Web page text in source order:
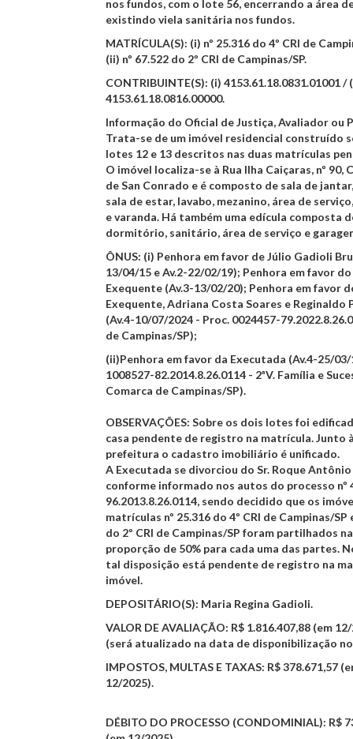
nos fundos, com o lote 56, encerrando a área de
existindo viela sanitária nos fundos.
MATRÍCULA(S): (i) nº 25.316 do 4º CRI de
(ii) nº 67.522 do 2º CRI de Campinas/SP.
CONTRIBUINTE(S): (i) 4153.61.18.0831.01001 /
4153.61.18.0816.00000.
Informação do Oficial de Justiça, Avaliador ou
Trata-se de um imóvel residencial construído
lotes 12 e 13 descritos nas duas matrículas
O imóvel localiza-se à Rua Ilha Caiçaras, nº 90,
de San Conrado e é composto de sala de
sala de estar, lavabo, mezanino, área de
e varanda. Há também uma edícula composta
dormitório, sanitário, área de serviço e
ÔNUS: (i) Penhora em favor de Júlio Gadioli
13/04/15 e Av.2-22/02/19); Penhora em favor do
Exequente (Av.3-13/02/20); Penhora em favor
Exequente, Adriana Costa Soares e Reginaldo
(Av.4-10/07/2024 - Proc. 0024457-
de Campinas/SP);
(ii)Penhora em favor da Executada (Av.4-25/03/
1008527-82.2014.8.26.0114 - 2ªV. Família e
Comarca de Campinas/SP).
OBSERVAÇÕES: Sobre os dois lotes foi
casa pendente de registro na matrícula. Junto
prefeitura o cadastro imobiliário é unificado.
A Executada se divorciou do Sr. Roque
conforme informado nos autos do processo nº
96.2013.8.26.0114, sendo decidido que os
matrículas nº 25.316 do 4º CRI de Campinas/SP
do 2º CRI de Campinas/SP foram partilhados na
proporção de 50% para cada uma das partes.
tal disposição está pendente de registro na
imóvel.
DEPOSITÁRIO(S): Maria Regina Gadioli.
VALOR DE AVALIAÇÃO: R$ 1.816.407,88 (em
(será atualizado na data de disponibilização
IMPOSTOS, MULTAS E TAXAS: R$ 378.671,57
12/2025).
DÉBITO DO PROCESSO (CONDOMINIAL): R$